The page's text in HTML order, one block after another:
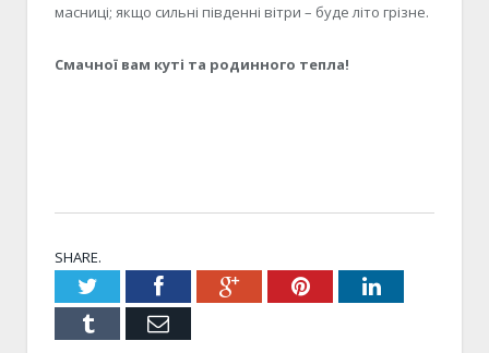
масниці; якщо сильні південні вітри – буде літо грізне.
Смачної вам куті та родинного тепла!
SHARE.
TwitterFacebookGoogle+PinterestLinkedIn
Tumblr Email